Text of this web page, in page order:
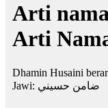
Arti
Arti
Dhamin Husaini
Jawi: ضامن حسيني